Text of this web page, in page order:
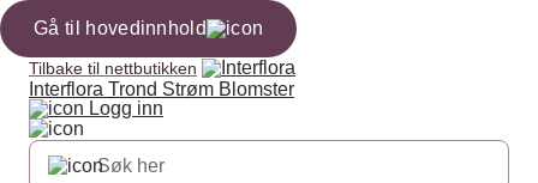
Gå til hovedinnhold
Tilbake til nettbutikken
Interflora Trond Strøm Blomster
Logg inn